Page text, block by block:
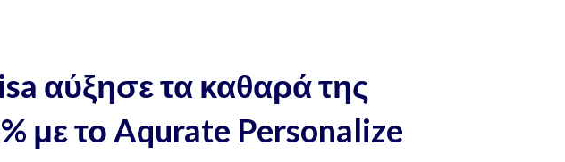
αύξησε τα καθαρά της
με το Aqurate Personalize